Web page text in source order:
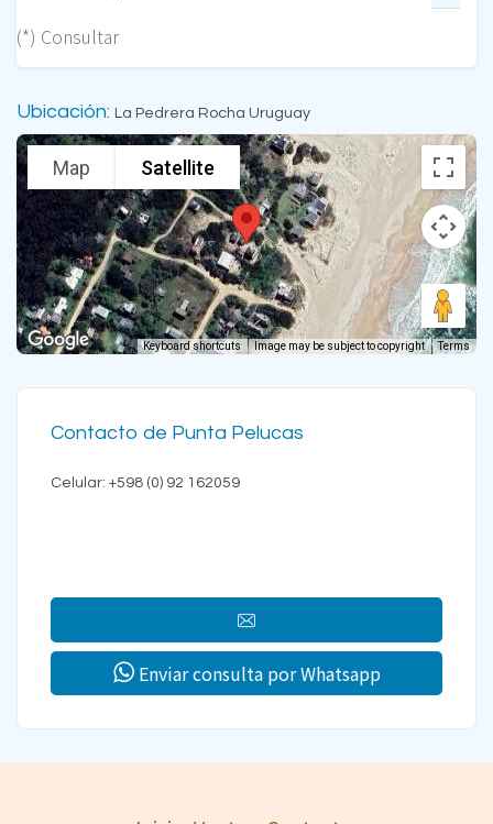
(*) Consultar
Ubicación: La Pedrera Rocha Uruguay
Map Satellite
Keyboard shortcuts Image may be subject to copyright Terms
Contacto de Punta Pelucas
Celular: +598 (0) 92 162059
Enviar consulta por Whatsapp